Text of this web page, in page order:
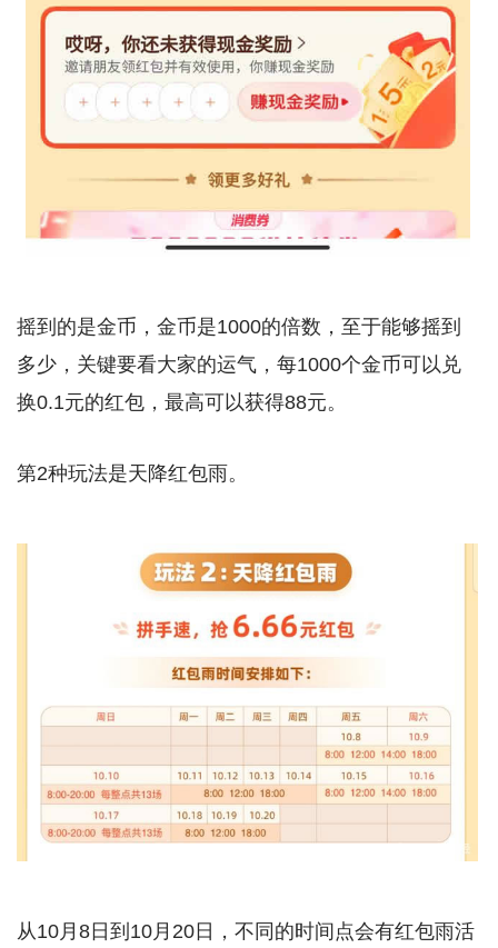
摇到的是金币，金币是1000的倍数，至于能够摇到
多少，关键要看大家的运气，每1000个金币可以兑
换0.1元的红包，最高可以获得88元。
第2种玩法是天降红包雨。
从10月8日到10月20日，不同的时间点会有红包雨活